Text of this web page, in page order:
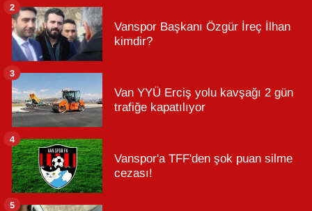
Vanspor Başkanı Özgür İreç İlhan
kimdir?
2
Van YYÜ Erciş yolu kavşağı 2 gün
trafiğe kapatılıyor
3
Vanspor'a TFF'den şok puan silme
cezası!
4
5